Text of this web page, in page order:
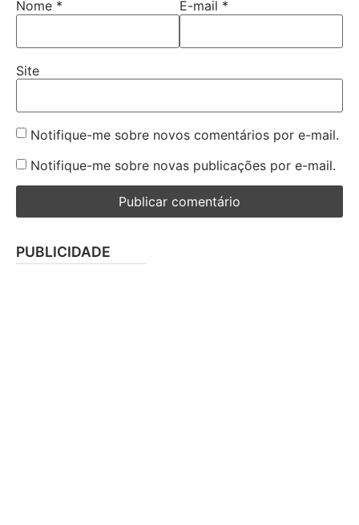
Nome * E-mail *
Site
Notifique-me sobre novos comentários por e-mail.
Notifique-me sobre novas publicações por e-mail.
PUBLICIDADE